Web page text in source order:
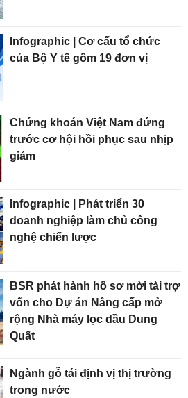
Infographic | Cơ cấu tổ chức
của Bộ Y tế gồm 19 đơn vị
Chứng khoán Việt Nam đứng
trước cơ hội hồi phục sau nhịp
giảm
Infographic | Phát triển 30
doanh nghiệp làm chủ công
nghệ chiến lược
BSR phát hành hồ sơ mời tài trợ
vốn cho Dự án Nâng cấp mở
rộng Nhà máy lọc dầu Dung
Quất
Ngành gỗ tái định vị thị trường
trong nước